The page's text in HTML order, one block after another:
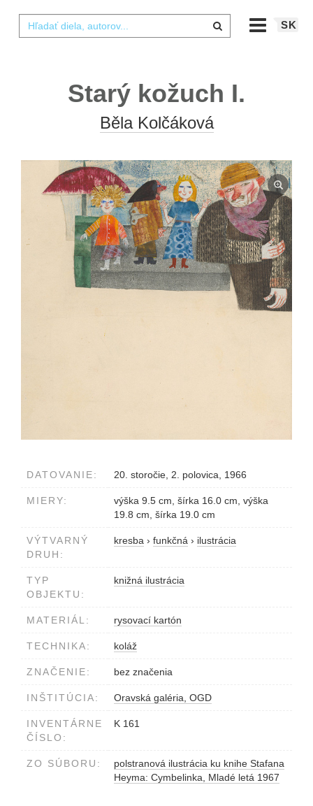
SK
Starý kožuch I.
Běla Kolčáková
DATOVANIE: 20. storočie, 2. polovica, 1966
MIERY:
výška 9.5 cm, šírka 16.0 cm, výška
19.8 cm, šírka 19.0 cm
VÝTVARNÝ
DRUH:
kresba › funkčná › ilustrácia
TYP
OBJEKTU:
knižná ilustrácia
MATERIÁL: rysovací kartón
TECHNIKA: koláž
ZNAČENIE: bez značenia
INŠTITÚCIA: Oravská galéria, OGD
INVENTÁRNE
ČÍSLO:
K 161
ZO SÚBORU:
polstranová ilustrácia ku knihe Stafana
Heyma: Cymbelinka, Mladé letá 1967